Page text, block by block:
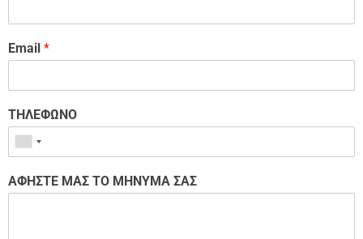
Email *
ΤΗΛΕΦΩΝΟ
ΑΦΗΣΤΕ ΜΑΣ ΤΟ ΜΗΝΥΜΑ ΣΑΣ